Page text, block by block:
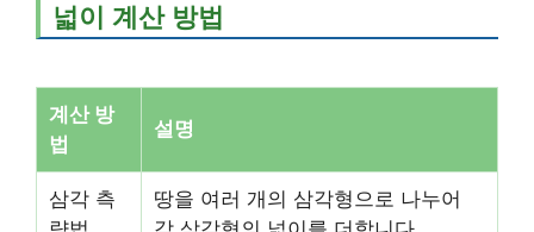
넓이 계산 방법
계산 방
법
설명
삼각 측
땅을 여러 개의 삼각형으로 나누어